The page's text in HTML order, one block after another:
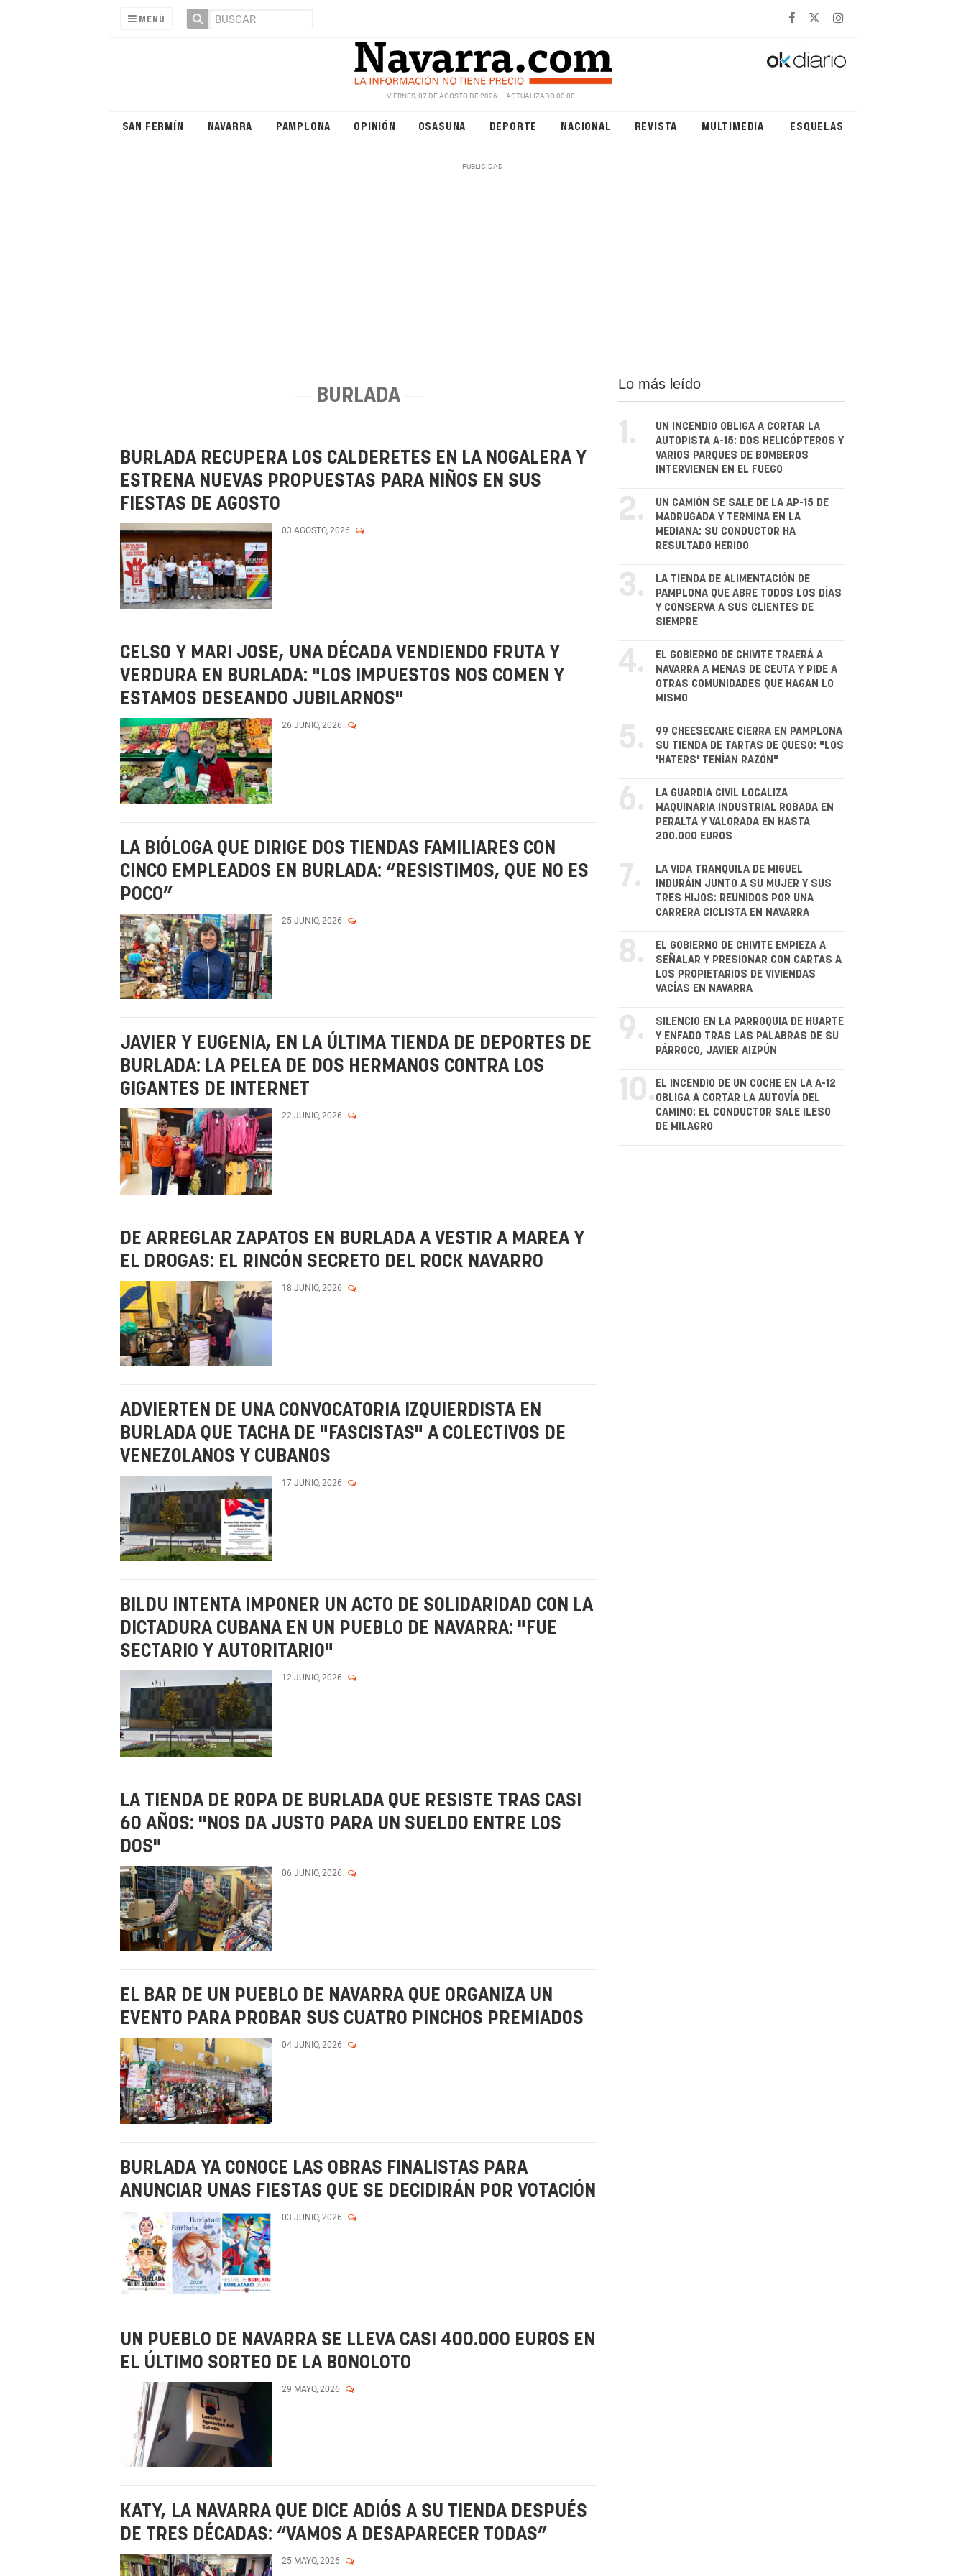
MENÚ
VIERNES, 07 DE AGOSTO DE 2026 ACTUALIZADO 00:00
SAN FERMÍN NAVARRA PAMPLONA OPINIÓN OSASUNA DEPORTE NACIONAL REVISTA MULTIMEDIA ESQUELAS
BURLADA
BURLADA RECUPERA LOS CALDERETES EN LA NOGALERA Y
ESTRENA NUEVAS PROPUESTAS PARA NIÑOS EN SUS
FIESTAS DE AGOSTO
03 AGOSTO, 2026
CELSO Y MARI JOSE, UNA DÉCADA VENDIENDO FRUTA Y
VERDURA EN BURLADA: "LOS IMPUESTOS NOS COMEN Y
ESTAMOS DESEANDO JUBILARNOS"
26 JUNIO, 2026
LA BIÓLOGA QUE DIRIGE DOS TIENDAS FAMILIARES CON
CINCO EMPLEADOS EN BURLADA: “RESISTIMOS, QUE NO ES
POCO”
25 JUNIO, 2026
JAVIER Y EUGENIA, EN LA ÚLTIMA TIENDA DE DEPORTES DE
BURLADA: LA PELEA DE DOS HERMANOS CONTRA LOS
GIGANTES DE INTERNET
22 JUNIO, 2026
DE ARREGLAR ZAPATOS EN BURLADA A VESTIR A MAREA Y
EL DROGAS: EL RINCÓN SECRETO DEL ROCK NAVARRO
18 JUNIO, 2026
ADVIERTEN DE UNA CONVOCATORIA IZQUIERDISTA EN
BURLADA QUE TACHA DE "FASCISTAS" A COLECTIVOS DE
VENEZOLANOS Y CUBANOS
17 JUNIO, 2026
BILDU INTENTA IMPONER UN ACTO DE SOLIDARIDAD CON LA
DICTADURA CUBANA EN UN PUEBLO DE NAVARRA: "FUE
SECTARIO Y AUTORITARIO"
12 JUNIO, 2026
LA TIENDA DE ROPA DE BURLADA QUE RESISTE TRAS CASI
60 AÑOS: "NOS DA JUSTO PARA UN SUELDO ENTRE LOS
DOS"
06 JUNIO, 2026
EL BAR DE UN PUEBLO DE NAVARRA QUE ORGANIZA UN
EVENTO PARA PROBAR SUS CUATRO PINCHOS PREMIADOS
04 JUNIO, 2026
BURLADA YA CONOCE LAS OBRAS FINALISTAS PARA
ANUNCIAR UNAS FIESTAS QUE SE DECIDIRÁN POR VOTACIÓN
03 JUNIO, 2026
UN PUEBLO DE NAVARRA SE LLEVA CASI 400.000 EUROS EN
EL ÚLTIMO SORTEO DE LA BONOLOTO
29 MAYO, 2026
KATY, LA NAVARRA QUE DICE ADIÓS A SU TIENDA DESPUÉS
DE TRES DÉCADAS: “VAMOS A DESAPARECER TODAS”
25 MAYO, 2026
Lo más leído
1.
UN INCENDIO OBLIGA A CORTAR LA
AUTOPISTA A-15: DOS HELICÓPTEROS Y
VARIOS PARQUES DE BOMBEROS
INTERVIENEN EN EL FUEGO
2.
UN CAMIÓN SE SALE DE LA AP-15 DE
MADRUGADA Y TERMINA EN LA
MEDIANA: SU CONDUCTOR HA
RESULTADO HERIDO
3.
LA TIENDA DE ALIMENTACIÓN DE
PAMPLONA QUE ABRE TODOS LOS DÍAS
Y CONSERVA A SUS CLIENTES DE
SIEMPRE
4.
EL GOBIERNO DE CHIVITE TRAERÁ A
NAVARRA A MENAS DE CEUTA Y PIDE A
OTRAS COMUNIDADES QUE HAGAN LO
MISMO
5.
99 CHEESECAKE CIERRA EN PAMPLONA
SU TIENDA DE TARTAS DE QUESO: "LOS
'HATERS' TENÍAN RAZÓN"
6.
LA GUARDIA CIVIL LOCALIZA
MAQUINARIA INDUSTRIAL ROBADA EN
PERALTA Y VALORADA EN HASTA
200.000 EUROS
7.
LA VIDA TRANQUILA DE MIGUEL
INDURÁIN JUNTO A SU MUJER Y SUS
TRES HIJOS: REUNIDOS POR UNA
CARRERA CICLISTA EN NAVARRA
8.
EL GOBIERNO DE CHIVITE EMPIEZA A
SEÑALAR Y PRESIONAR CON CARTAS A
LOS PROPIETARIOS DE VIVIENDAS
VACÍAS EN NAVARRA
9.
SILENCIO EN LA PARROQUIA DE HUARTE
Y ENFADO TRAS LAS PALABRAS DE SU
PÁRROCO, JAVIER AIZPÚN
10. EL INCENDIO DE UN COCHE EN LA A-12
OBLIGA A CORTAR LA AUTOVÍA DEL
CAMINO: EL CONDUCTOR SALE ILESO
DE MILAGRO